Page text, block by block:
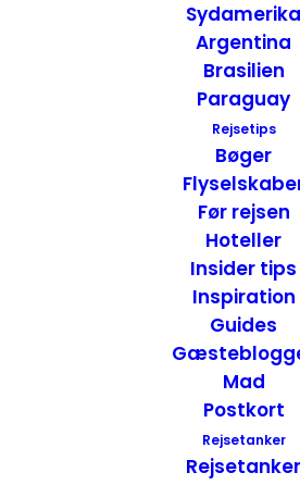
Sydamerika
Argentina
Brasilien
Paraguay
Rejsetips
Bøger
Før rejsen
Hoteller
Insider tips
Inspiration
Guides
Mad
Postkort
Rejsetanker
Rejsetanker
Oplevelser i Dunedin – New
New Zealand - Sydøen,New